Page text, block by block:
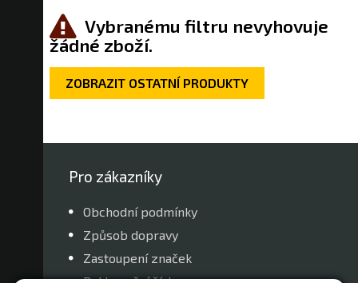
Vybranému filtru nevyhovuje
žádné zboží.
ZOBRAZIT OSTATNÍ PRODUKTY
Pro zákazníky
Obchodní podmínky
Způsob dopravy
Zastoupení značek